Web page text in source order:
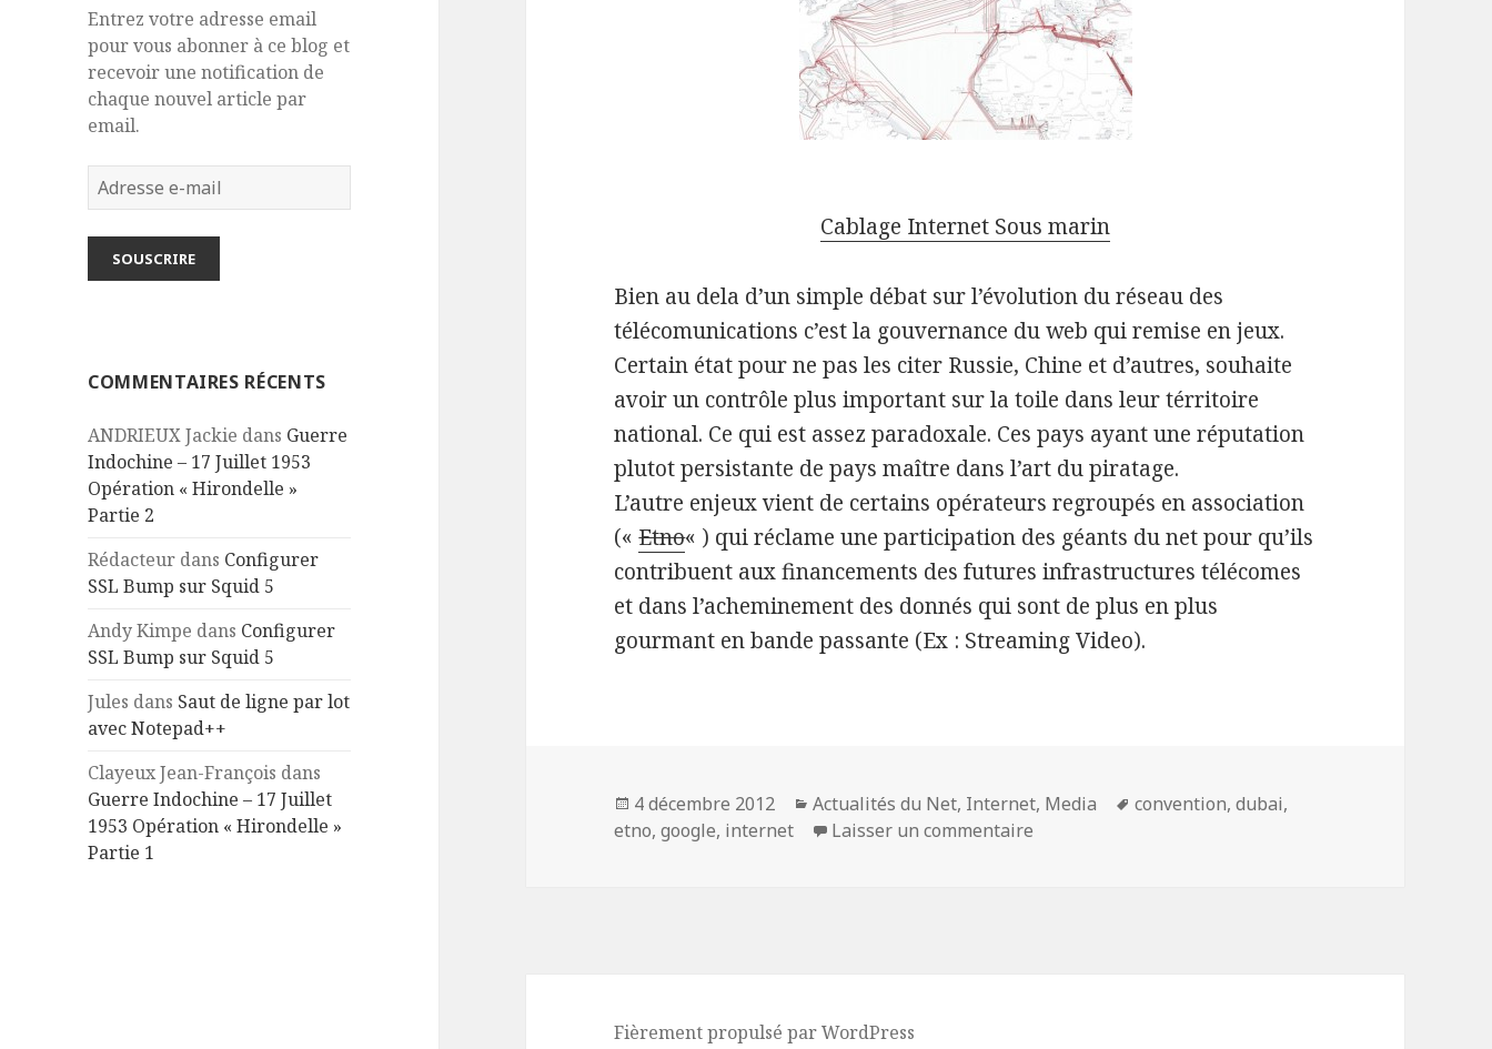
Entrez votre adresse email
pour vous abonner à ce blog et
recevoir une notification de
chaque nouvel article par
email.
Adresse
e-
mail
SOUSCRIRE
COMMENTAIRES RÉCENTS
ANDRIEUX Jackie dans Guerre
Indochine – 17 Juillet 1953
Opération « Hirondelle »
Partie 2
Rédacteur dans Configurer
SSL Bump sur Squid 5
Andy Kimpe dans Configurer
SSL Bump sur Squid 5
Jules dans Saut de ligne par lot
avec Notepad++
Clayeux Jean-François dans
Guerre Indochine – 17 Juillet
1953 Opération « Hirondelle »
Partie 1
Cablage Internet Sous marin
Bien au dela d’un simple débat sur l’évolution du réseau des
télécomunications c’est la gouvernance du web qui remise en jeux.
Certain état pour ne pas les citer Russie, Chine et d’autres, souhaite
avoir un contrôle plus important sur la toile dans leur térritoire
national. Ce qui est assez paradoxale. Ces pays ayant une réputation
plutot persistante de pays maître dans l’art du piratage.
L’autre enjeux vient de certains opérateurs regroupés en association
(«Etno« ) qui réclame une participation des géants du net pour qu’ils
contribuent aux financements des futures infrastructures télécomes
et dans l’acheminement des donnés qui sont de plus en plus
gourmant en bande passante (Ex : Streaming Video).
Publié
le
4 décembre 2012 Catégories
Actualités du Net, Internet, Media
Mots-
convention,dubai,
etno,google, internet Laisser un commentaire
Fièrement propulsé par WordPress